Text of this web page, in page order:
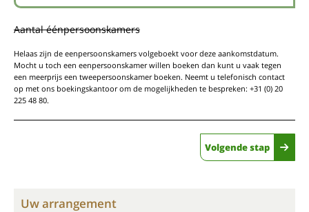
Aantal éénpersoonskamers
Helaas zijn de eenpersoonskamers volgeboekt voor deze aankomstdatum.
Mocht u toch een eenpersoonskamer willen boeken dan kunt u vaak tegen
een meerprijs een tweepersoonskamer boeken. Neemt u telefonisch contact
op met ons boekingskantoor om de mogelijkheden te bespreken: +31 (0) 20
225 48 80.
Volgende stap
Uw arrangement